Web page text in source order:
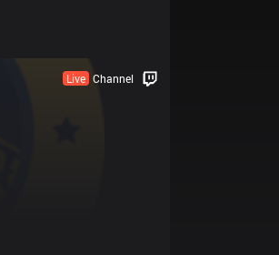
Live Channel